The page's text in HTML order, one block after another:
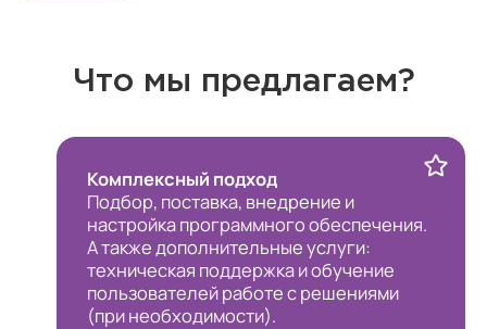
Что мы предлагаем?
Комплексный подход
Подбор, поставка, внедрение и
настройка программного обеспечения.
А также дополнительные услуги:
техническая поддержка и обучение
пользователей работе с решениями
(при необходимости).